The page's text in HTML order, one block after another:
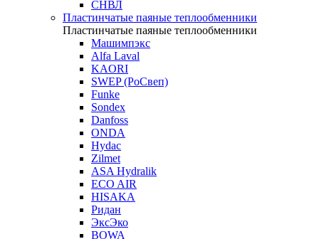
СНВЛ
Пластинчатые паяные теплообменники
Пластинчатые паяные теплообменники
Машимпэкс
Alfa Laval
KAORI
SWEP (РоСвеп)
Funke
Sondex
Danfoss
ONDA
Hydac
Zilmet
ASA Hydralik
ECO AIR
HISAKA
Ридан
ЭксЭко
BOWA